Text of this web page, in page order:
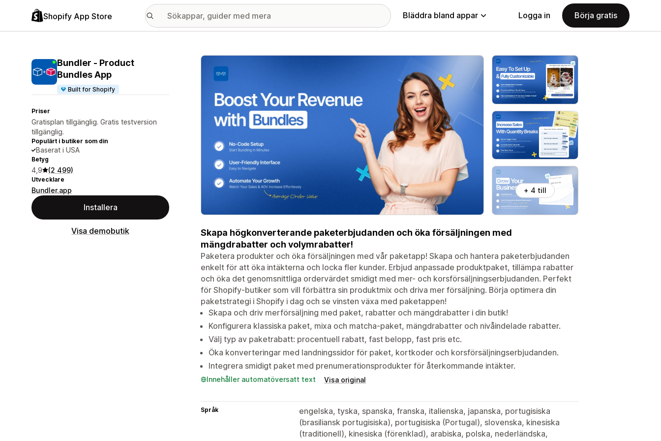
Shopify App Store Bläddra bland appar Logga in Börja gratis
Bundler ‑ Product
Bundles App
Built for Shopify
Priser
Gratisplan tillgänglig. Gratis testversion
tillgänglig.
Populärt i butiker som din
Baserat i USA
Betyg
4,9 (2 499)
Utvecklare
Bundler.app
Installera
Visa demobutik
Galleri med utvalda bilder
+ 4 till
Skapa högkonverterande paketerbjudanden och öka försäljningen med
mängdrabatter och volymrabatter!
Paketera produkter och öka försäljningen med vår paketapp! Skapa och hantera paketerbjudanden
enkelt för att öka intäkterna och locka fler kunder. Erbjud anpassade produktpaket, tillämpa rabatter
och öka det genomsnittliga ordervärdet smidigt med mer- och korsförsäljningserbjudanden. Perfekt
för Shopify-butiker som vill förbättra sin produktmix och driva mer försäljning. Börja optimera din
paketstrategi i Shopify i dag och se vinsten växa med paketappen!
Skapa och driv merförsäljning med paket, rabatter och mängdrabatter i din butik!
Konfigurera klassiska paket, mixa och matcha-paket, mängdrabatter och nivåindelade rabatter.
Välj typ av paketrabatt: procentuell rabatt, fast belopp, fast pris etc.
Öka konverteringar med landningssidor för paket, kortkoder och korsförsäljningserbjudanden.
Integrera smidigt paket med prenumerationsprodukter för återkommande intäkter.
Innehåller automatöversatt text Visa original
Språk
engelska, tyska, spanska, franska, italienska, japanska, portugisiska
(brasiliansk portugisiska), portugisiska (Portugal), slovenska, kinesiska
(traditionell), kinesiska (förenklad), arabiska, polska, nederländska,